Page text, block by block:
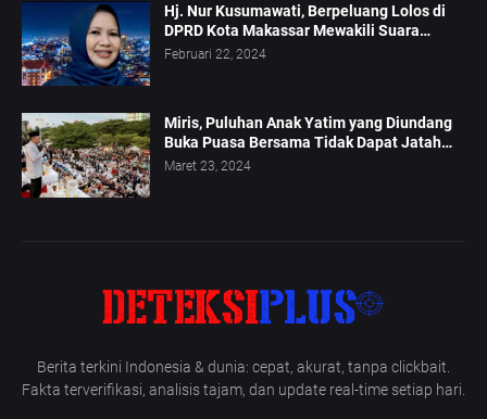
Hj. Nur Kusumawati, Berpeluang Lolos di
DPRD Kota Makassar Mewakili Suara
Perempuan Dapil 2
Februari 22, 2024
Miris, Puluhan Anak Yatim yang Diundang
Buka Puasa Bersama Tidak Dapat Jatah
Makan dan Infaq
Maret 23, 2024
Berita terkini Indonesia & dunia: cepat, akurat, tanpa clickbait.
Fakta terverifikasi, analisis tajam, dan update real-time setiap hari.